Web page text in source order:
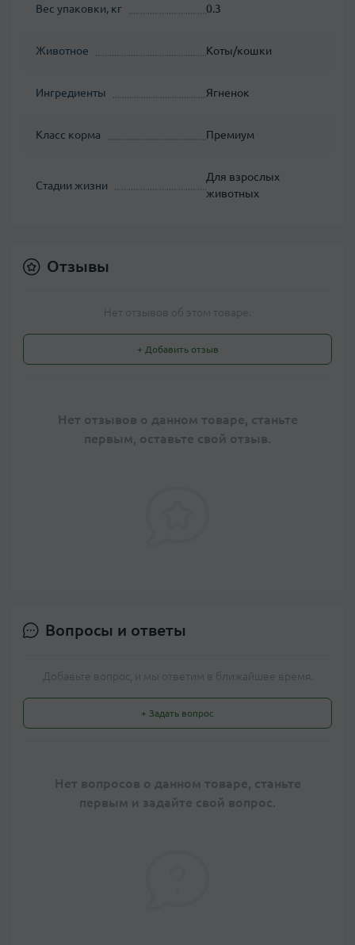
Вес упаковки, кг 0.3
Животное Коты/кошки
Ингредиенты Ягненок
Класс корма Премиум
Стадии жизни
Для взрослых
животных
Отзывы
Нет отзывов об этом товаре.
+ Добавить отзыв
Нет отзывов о данном товаре, станьте
первым, оставьте свой отзыв.
Вопросы и ответы
Добавьте вопрос, и мы ответим в ближайшее время.
+ Задать вопрос
Нет вопросов о данном товаре, станьте
первым и задайте свой вопрос.